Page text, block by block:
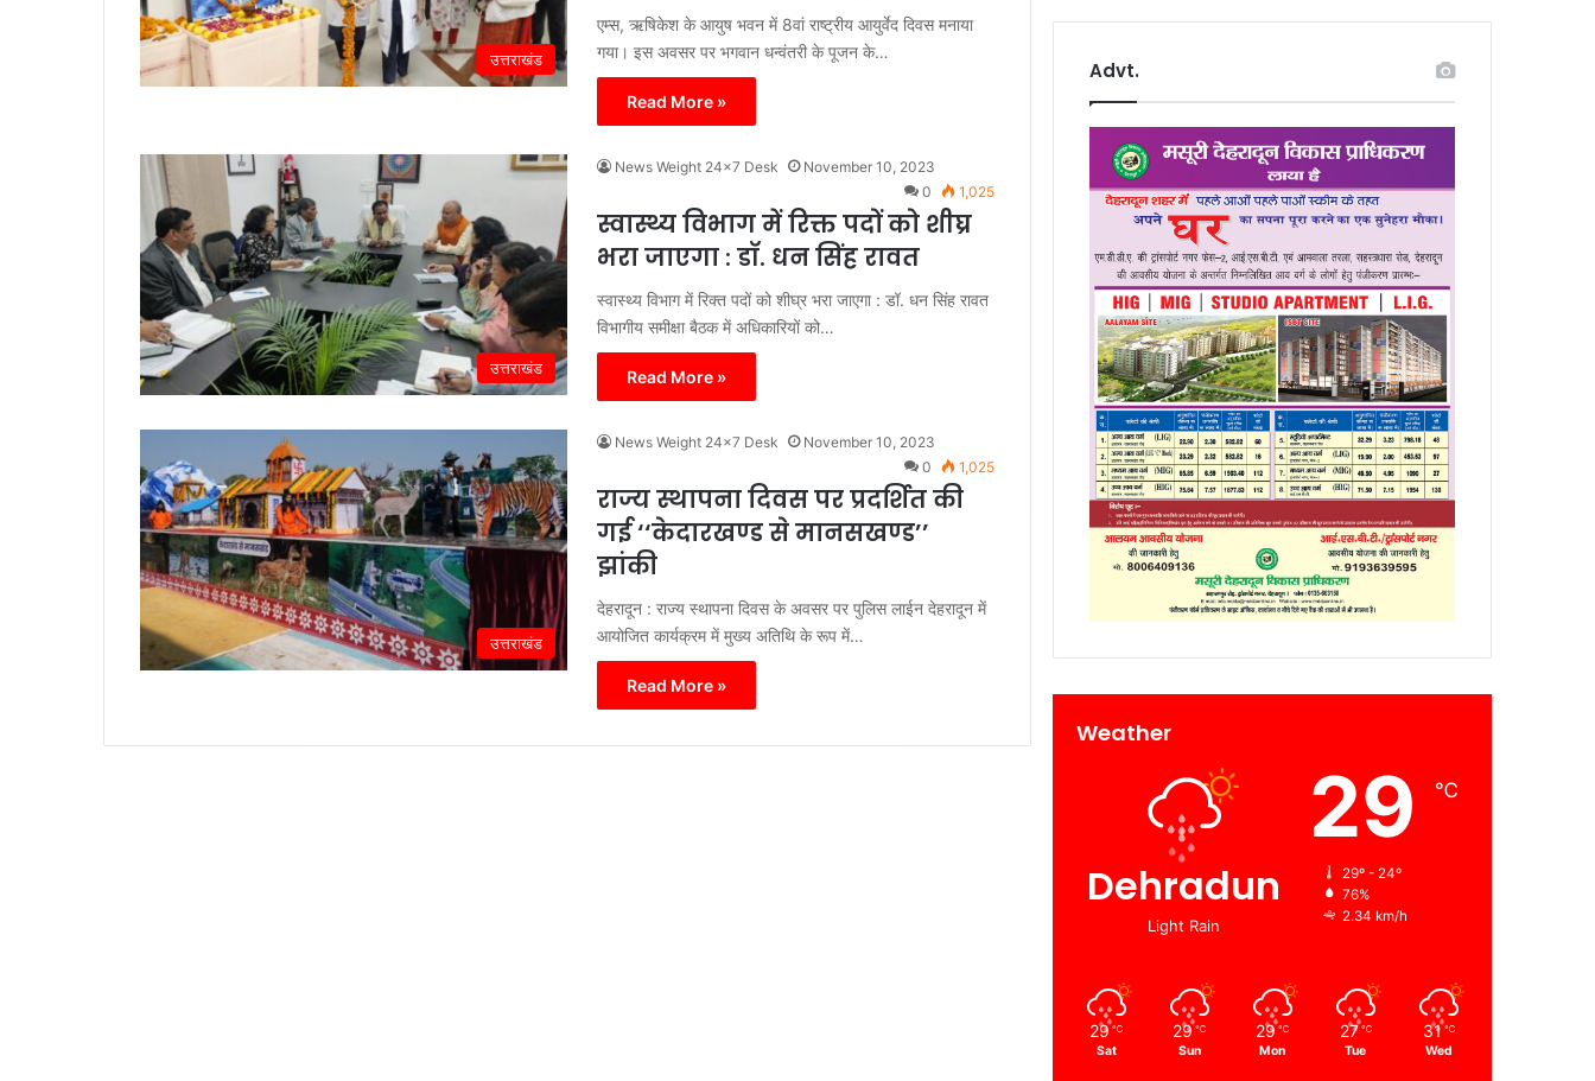
उत्तराखंड
एम्स, ऋषिकेश के आयुष भवन में 8वां राष्ट्रीय आयुर्वेद दिवस मनाया
गया। इस अवसर पर भगवान धन्वंतरी के पूजन के…
Read More »
उत्तराखंड
News Weight 24x7 Desk
November 10, 2023
0
1,025
स्वास्थ्य विभाग में रिक्त पदों को शीघ्र
भरा जाएगा : डॉ. धन सिंह रावत
स्वास्थ्य विभाग में रिक्त पदों को शीघ्र भरा जाएगा : डॉ. धन सिंह रावत
विभागीय समीक्षा बैठक में अधिकारियों को…
Read More »
उत्तराखंड
News Weight 24x7 Desk
November 10, 2023
0
1,025
राज्य स्थापना दिवस पर प्रदर्शित की
गई ‘‘केदारखण्ड से मानसखण्ड’’
झांकी
देहरादून : राज्य स्थापना दिवस के अवसर पर पुलिस लाईन देहरादून में
आयोजित कार्यक्रम में मुख्य अतिथि के रूप में…
Read More »
Advt.
Weather
Dehradun
Light Rain
29 ℃
29º - 24º
76%
2.34 km/h
29 ℃
Sat
29 ℃
Sun
29 ℃
Mon
27 ℃
Tue
31 ℃
Wed